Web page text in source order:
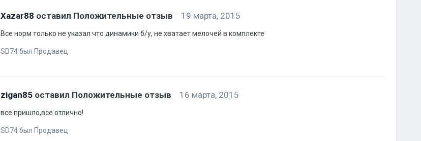
Xazar88 оставил Положительные отзыв 19 марта, 2015
Все норм только не указал что динамики б/у, не хватает мелочей в комплекте
SD74 был Продавец
zigan85оставил Положительные отзыв 16 марта, 2015
все пришло,все отлично!
SD74 был Продавец